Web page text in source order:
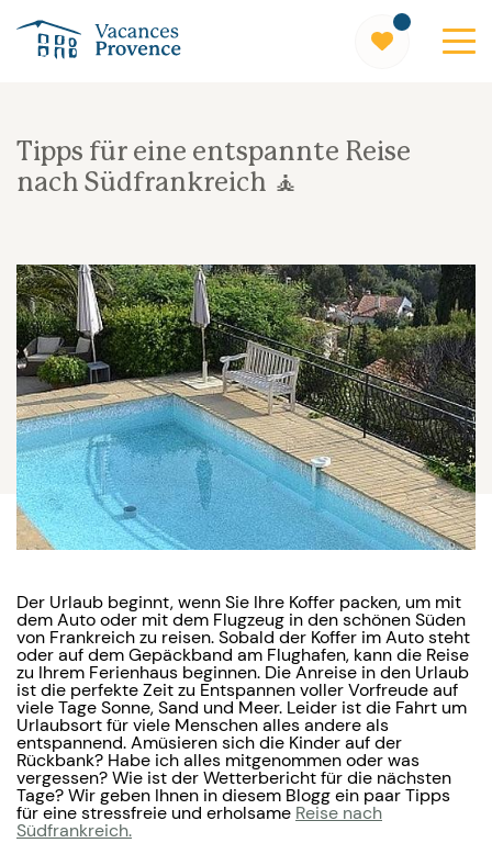
Tipps für eine entspannte Reise
nach Südfrankreich 🧘
Der Urlaub beginnt, wenn Sie Ihre Koffer packen, um mit
dem Auto oder mit dem Flugzeug in den schönen Süden
von Frankreich zu reisen. Sobald der Koffer im Auto steht
oder auf dem Gepäckband am Flughafen, kann die Reise
zu Ihrem Ferienhaus beginnen. Die Anreise in den Urlaub
ist die perfekte Zeit zu Entspannen voller Vorfreude auf
viele Tage Sonne, Sand und Meer. Leider ist die Fahrt um
Urlaubsort für viele Menschen alles andere als
entspannend. Amüsieren sich die Kinder auf der
Rückbank? Habe ich alles mitgenommen oder was
vergessen? Wie ist der Wetterbericht für die nächsten
Tage? Wir geben Ihnen in diesem Blogg ein paar Tipps
für eine stressfreie und erholsame Reise nach
Südfrankreich.